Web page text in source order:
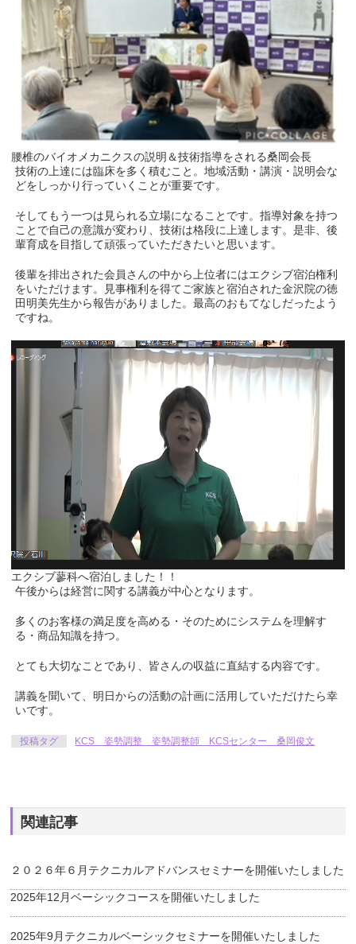
腰椎のバイオメカニクスの説明＆技術指導をされる桑岡会長
技術の上達には臨床を多く積むこと。地域活動・講演・説明会な
どをしっかり行っていくことが重要です。
そしてもう一つは見られる立場になることです。指導対象を持つ
ことで自己の意識が変わり、技術は格段に上達します。是非、後
輩育成を目指して頑張っていただきたいと思います。
後輩を排出された会員さんの中から上位者にはエクシブ宿泊権利
をいただけます。見事権利を得てご家族と宿泊された金沢院の徳
田明美先生から報告がありました。最高のおもてなしだったよう
ですね。
エクシブ蓼科へ宿泊しました！！
午後からは経営に関する講義が中心となります。
多くのお客様の満足度を高める・そのためにシステムを理解す
る・商品知識を持つ。
とても大切なことであり、皆さんの収益に直結する内容です。
講義を聞いて、明日からの活動の計画に活用していただけたら幸
いです。
投稿タグ KCS 姿勢調整 姿勢調整師 KCSセンター 桑岡俊文
関連記事
２０２６年６月テクニカルアドバンスセミナーを開催いたしました
2025年12月ベーシックコースを開催いたしました
2025年9月テクニカルベーシックセミナーを開催いたしました